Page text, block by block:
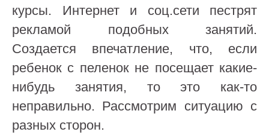
курсы. Интернет и соц.сети пестрят
рекламой подобных занятий.
Создается впечатление, что, если
ребенок с пеленок не посещает какие-
нибудь занятия, то это как-то
неправильно. Рассмотрим ситуацию с
разных сторон.